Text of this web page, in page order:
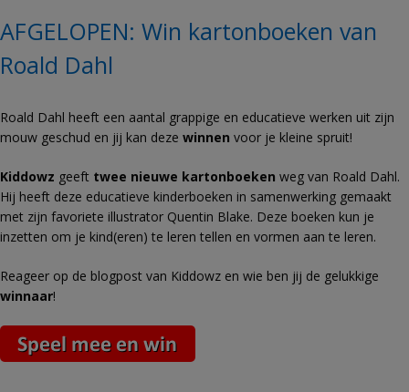
AFGELOPEN: Win kartonboeken van
Roald Dahl
Roald Dahl heeft een aantal grappige en educatieve werken uit zijn
mouw geschud en jij kan deze winnen voor je kleine spruit!
Kiddowz geeft twee nieuwe kartonboeken weg van Roald Dahl.
Hij heeft deze educatieve kinderboeken in samenwerking gemaakt
met zijn favoriete illustrator Quentin Blake. Deze boeken kun je
inzetten om je kind(eren) te leren tellen en vormen aan te leren.
Reageer op de blogpost van Kiddowz en wie ben jij de gelukkige
winnaar!